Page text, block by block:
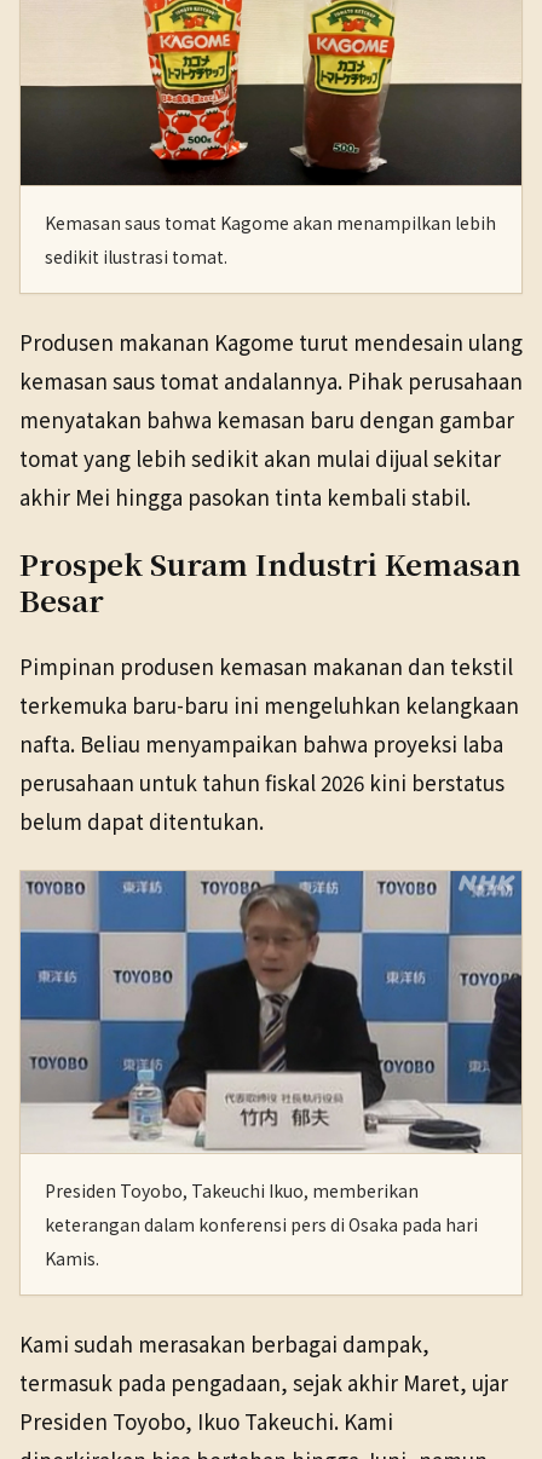
Kemasan saus tomat Kagome akan menampilkan lebih
sedikit ilustrasi tomat.
Produsen makanan Kagome turut mendesain ulang
kemasan saus tomat andalannya. Pihak perusahaan
menyatakan bahwa kemasan baru dengan gambar
tomat yang lebih sedikit akan mulai dijual sekitar
akhir Mei hingga pasokan tinta kembali stabil.
Prospek Suram Industri Kemasan
Besar
Pimpinan produsen kemasan makanan dan tekstil
terkemuka baru-baru ini mengeluhkan kelangkaan
nafta. Beliau menyampaikan bahwa proyeksi laba
perusahaan untuk tahun fiskal 2026 kini berstatus
belum dapat ditentukan.
Presiden Toyobo, Takeuchi Ikuo, memberikan
keterangan dalam konferensi pers di Osaka pada hari
Kamis.
Kami sudah merasakan berbagai dampak,
termasuk pada pengadaan, sejak akhir Maret, ujar
Presiden Toyobo, Ikuo Takeuchi. Kami